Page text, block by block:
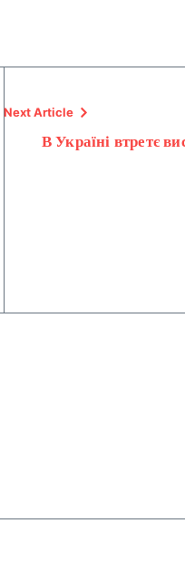
Next Article
В Україні втретє